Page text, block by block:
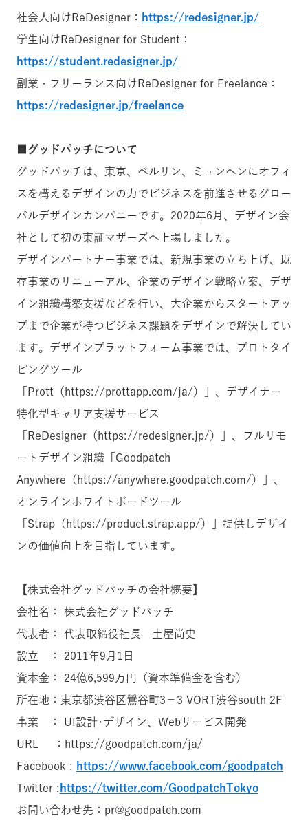
社会人向けReDesigner：
https://redesigner.jp/
学生向けReDesigner for Student：
https://student.redesigner.jp/
副業・フリーランス向けReDesigner for Freelance：
https://redesigner.jp/freelance
■グッドパッチについて
グッドパッチは、東京、ベルリン、ミュンヘンにオフィ
スを構えるデザインの力でビジネスを前進させるグロー
バルデザインカンパニーです。2020年6月、デザイン会
社として初の東証マザーズへ上場しました。
デザインパートナー事業では、新規事業の立ち上げ、既
存事業のリニューアル、企業のデザイン戦略立案、デザ
イン組織構築支援などを行い、大企業からスタートアッ
プまで企業が持つビジネス課題をデザインで解決してい
ます。デザインプラットフォーム事業では、プロトタイ
ピングツール
「Prott（https://prottapp.com/ja/）」、デザイナー
特化型キャリア支援サービス
「ReDesigner（https://redesigner.jp/）」、フルリモ
ートデザイン組織「Goodpatch
Anywhere（https://anywhere.goodpatch.com/）」、
オンラインホワイトボードツール
「Strap（https://product.strap.app/）」提供しデザイ
ンの価値向上を目指しています。
【株式会社グッドパッチの会社概要】
会社名： 株式会社グッドパッチ
代表者： 代表取締役社長 土屋尚史
設立 ： 2011年9月1日
資本金： 24億6,599万円（資本準備金を含む）
所在地：東京都渋谷区鶯谷町3−3 VORT渋谷south 2F
事業 ： UI設計･デザイン、Webサービス開発
URL ：https://goodpatch.com/ja/
Facebook : https://www.facebook.com/goodpatch
Twitter : https://twitter.com/GoodpatchTokyo
お問い合わせ先：pr@goodpatch.com